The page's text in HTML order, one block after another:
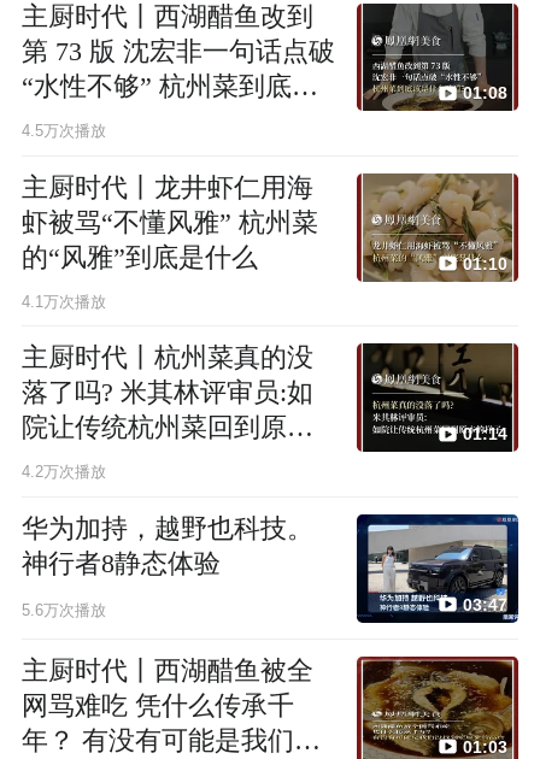
主厨时代丨西湖醋鱼改到
第 73 版 沈宏非一句话点破
“水性不够” 杭州菜到底该
是什么味道?
4.5万次播放
01:08
主厨时代丨龙井虾仁用海
虾被骂“不懂风雅” 杭州菜
的“风雅”到底是什么
4.1万次播放
01:10
主厨时代丨杭州菜真的没
落了吗? 米其林评审员:如
院让传统杭州菜回到原本
的样子
4.2万次播放
01:14
华为加持，越野也科技。
神行者8静态体验
5.6万次播放 03:47
主厨时代丨西湖醋鱼被全
网骂难吃 凭什么传承千
年？ 有没有可能是我们没
01:03